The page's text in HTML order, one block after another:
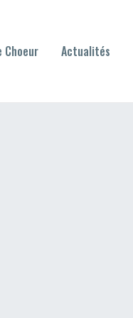
Choeur Actualités